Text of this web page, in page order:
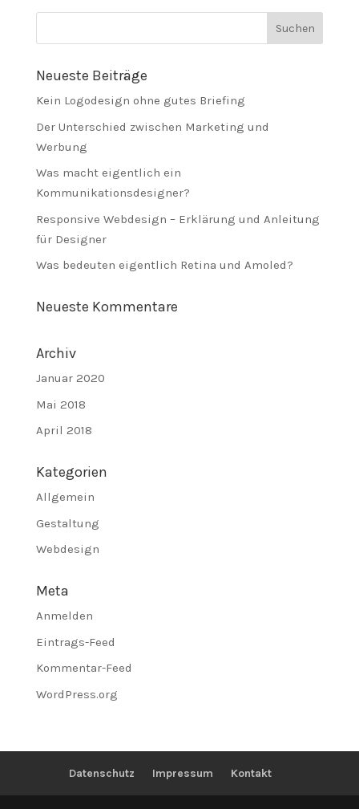
Neueste Beiträge
Kein Logodesign ohne gutes Briefing
Der Unterschied zwischen Marketing und
Werbung
Was macht eigentlich ein
Kommunikationsdesigner?
Responsive Webdesign – Erklärung und Anleitung
für Designer
Was bedeuten eigentlich Retina und Amoled?
Neueste Kommentare
Archiv
Januar 2020
Mai 2018
April 2018
Kategorien
Allgemein
Gestaltung
Webdesign
Meta
Anmelden
Eintrags-Feed
Kommentar-Feed
WordPress.org
Datenschutz Impressum Kontakt